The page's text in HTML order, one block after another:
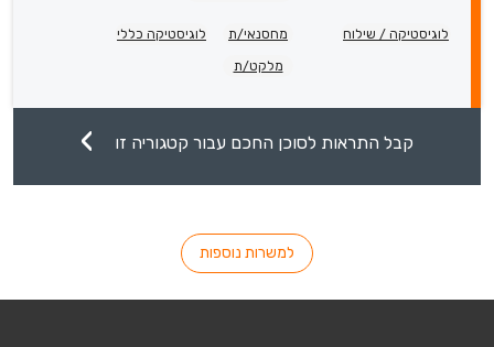
לוגיסטיקה / שילוח מחסנאי/ת לוגיסטיקה כללי
מלקט/ת
קבל התראות לסוכן החכם עבור קטגוריה זו
למשרות נוספות